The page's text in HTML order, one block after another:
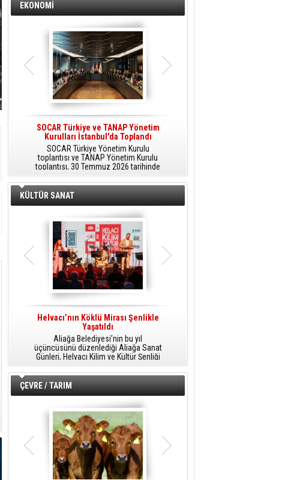
EKONOMİ
SOCAR Türkiye ve TANAP Yönetim
Kurulları İstanbul'da Toplandı
SOCAR Türkiye Yönetim Kurulu
toplantısı ve TANAP Yönetim Kurulu
toplantısı, 30 Temmuz 2026 tarihinde
İstanbul’da gerçekleştirildi.
hidrojen teknolojileri alanında yenilikçi
projelere öncülük ediyor.
KÜLTÜR SANAT
Helvacı’nın Köklü Mirası Şenlikle
Yaşatıldı
Aliağa Belediyesi’nin bu yıl
üçüncüsünü düzenlediği Aliağa Sanat
Günleri, Helvacı Kilim ve Kültür Şenliği
ile Helvacı’da renkli bir güne sahne
oldu.
birbirinden renkli etkinliklerle devam
ÇEVRE / TARIM